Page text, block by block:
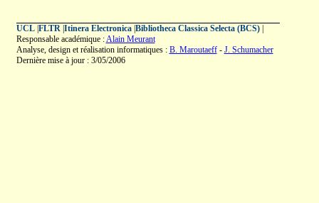
UCL| FLTR| Itinera Electronica| Bibliotheca Classica Selecta (BCS)|
Responsable académique :Alain Meurant
Analyse, design et réalisation informatiques : B. Maroutaeff- J. Schumacher
Dernière mise à jour : 3/05/2006